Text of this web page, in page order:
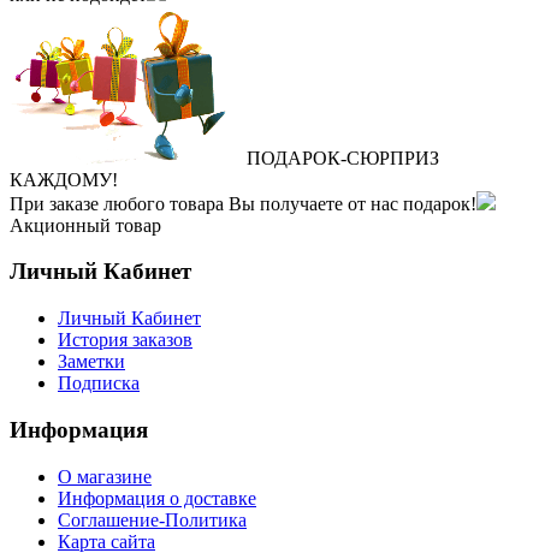
ПОДАРОК‐СЮРПРИЗ
КАЖДОМУ!
При заказе любого товара Вы получаете от нас подарок!
Акционный товар
Личный Кабинет
Личный Кабинет
История заказов
Заметки
Подписка
Информация
О магазине
Информация о доставке
Соглашение-Политика
Карта сайта